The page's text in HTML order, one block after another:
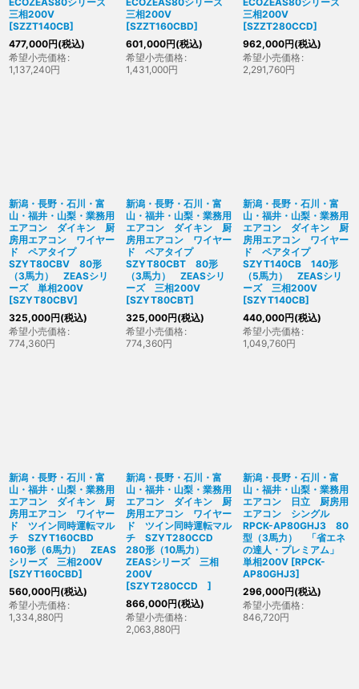
三相200V
[SZZT140CB]
477,000円(税込)
希望小売価格 :
1,137,240円
三相200V
[SZZT160CBD]
601,000円(税込)
希望小売価格 :
1,431,000円
三相200V
[SZZT280CCD]
962,000円(税込)
希望小売価格 :
2,291,760円
新潟・長野・石川・富
山・福井・山梨・業務用
エアコン ダイキン 厨
房用エアコン ワイヤー
ド ペアタイプ
SZYT80CBV 80形
（3馬力） ZEASシリ
ーズ 単相200V
[SZYT80CBV]
325,000円(税込)
希望小売価格 :
774,360円
新潟・長野・石川・富
山・福井・山梨・業務用
エアコン ダイキン 厨
房用エアコン ワイヤー
ド ペアタイプ
SZYT80CBT 80形
（3馬力） ZEASシリ
ーズ 三相200V
[SZYT80CBT]
325,000円(税込)
希望小売価格 :
774,360円
新潟・長野・石川・富
山・福井・山梨・業務用
エアコン ダイキン 厨
房用エアコン ワイヤー
ド ペアタイプ
SZYT140CB 140形
（5馬力） ZEASシリ
ーズ 三相200V
[SZYT140CB]
440,000円(税込)
希望小売価格 :
1,049,760円
新潟・長野・石川・富
山・福井・山梨・業務用
エアコン ダイキン 厨
房用エアコン ワイヤー
ド ツイン同時運転マル
チ SZYT160CBD
160形（6馬力） ZEAS
シリーズ 三相200V
[SZYT160CBD]
560,000円(税込)
希望小売価格 :
1,334,880円
新潟・長野・石川・富
山・福井・山梨・業務用
エアコン ダイキン 厨
房用エアコン ワイヤー
ド ツイン同時運転マル
チ SZYT280CCD
280形（10馬力）
ZEASシリーズ 三相
200V
[SZYT280CCD ]
866,000円(税込)
希望小売価格 :
2,063,880円
新潟・長野・石川・富
山・福井・山梨・業務用
エアコン 日立 厨房用
エアコン シングル
RPCK-AP80GHJ3 80
型（3馬力） 「省エネ
の達人・プレミアム」
単相200V [RPCK-
AP80GHJ3]
296,000円(税込)
希望小売価格 :
846,720円